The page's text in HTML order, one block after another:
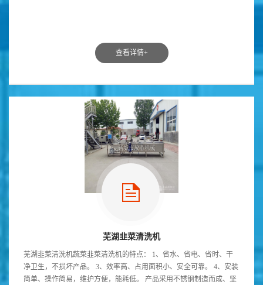
查看详情+
芜湖韭菜清洗机
芜湖韭菜清洗机蔬菜韭菜清洗机的特点： 1、省水、省电、省时、干
净卫生，不损坏产品。 3、效率高、占用面积小、安全可靠。 4、安装
简单、操作简易，维护方便，能耗低。 产品采用不锈钢制造而成、坚